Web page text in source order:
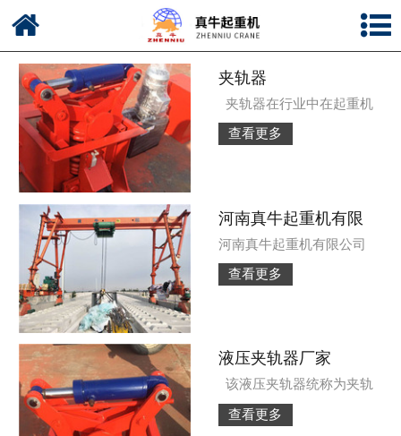
新闻中心
公司风采
夹轨器
夹轨器在行业中在起重机
查看更多
河南真牛起重机有限
河南真牛起重机有限公司
查看更多
液压夹轨器厂家
该液压夹轨器统称为夹轨
查看更多